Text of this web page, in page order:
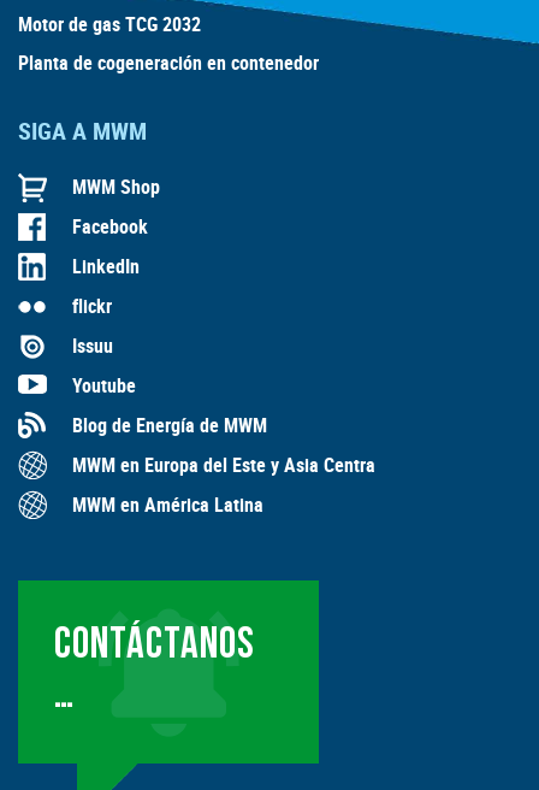
Motor de gas TCG 2032
Planta de cogeneración en contenedor
SIGA A MWM
MWM Shop
Facebook
LinkedIn
flickr
Issuu
Youtube
Blog de Energía de MWM
MWM en Europa del Este y Asia Centra
MWM en América Latina
CONTÁCTANOS
…